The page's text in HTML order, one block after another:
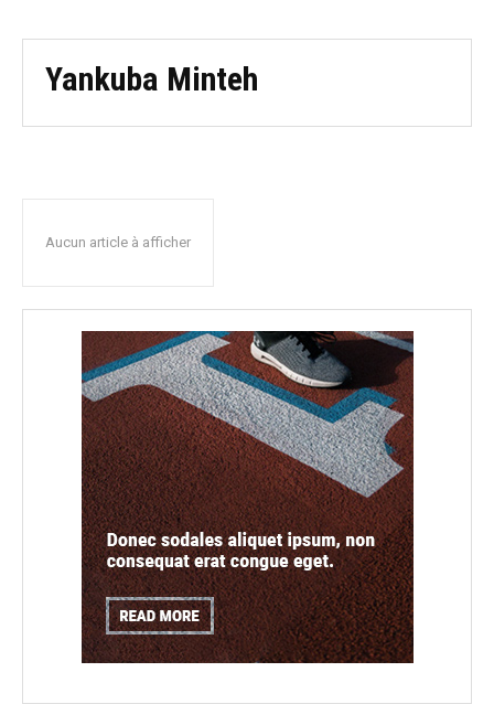
Yankuba Minteh
Aucun article à afficher